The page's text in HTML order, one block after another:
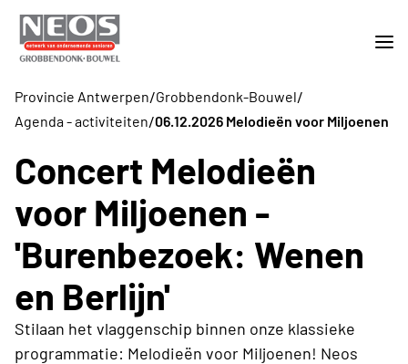
Provincie Antwerpen/Grobbendonk-Bouwel/
Agenda - activiteiten/06.12.2026 Melodieën voor Miljoenen
Concert Melodieën
voor Miljoenen -
'Burenbezoek: Wenen
en Berlijn'
Stilaan het vlaggenschip binnen onze klassieke
programmatie: Melodieën voor Miljoenen! Neos